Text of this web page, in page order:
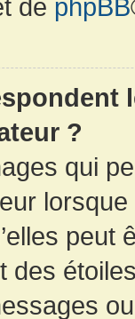
de phpBB
?
qui
des